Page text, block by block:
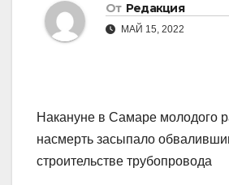
От Редакция
МАЙ 15, 2022
Накануне в Самаре молодого
насмерть засыпало
строительстве трубопровода